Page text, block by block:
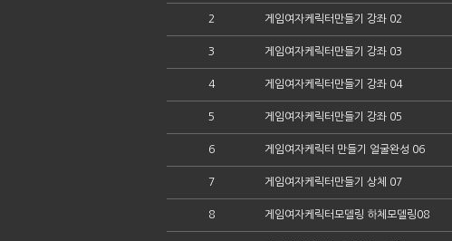
2 게임여자케릭터만들기 강좌 02
3 게임여자케릭터만들기 강좌 03
4 게임여자케릭터만들기 강좌 04
5 게임여자케릭터만들기 강좌 05
6 게임여자케릭터 만들기 얼굴완성 06
7 게임여자케릭터만들기 상체 07
8 게임여자케릭터모델링 하체모델링08